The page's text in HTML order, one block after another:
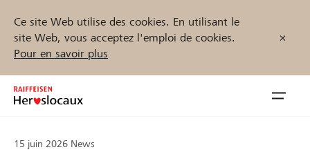
Ce site Web utilise des cookies. En utilisant le
site Web, vous acceptez l'emploi de cookies.
Pour en savoir plus
Inhalt
15 juin 2026 News